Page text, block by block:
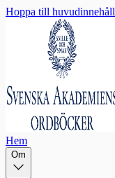
Hoppa till huvudinnehåll
Hem
Om